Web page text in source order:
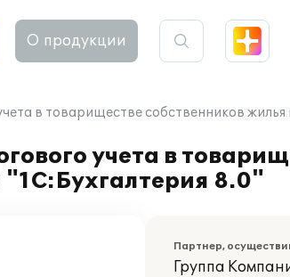
О продукции
в товариществе собственников
учета в
8.0"
Партнер,
Группа